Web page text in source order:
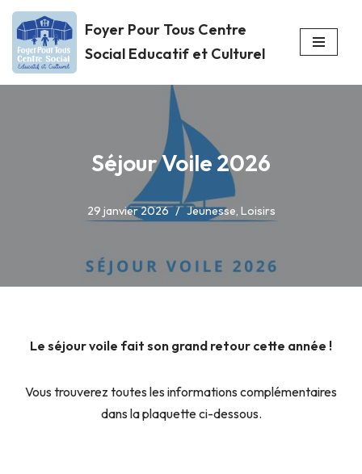
Aller
au
contenu
Foyer Pour Tous Centre
Social Educatif et Culturel
Séjour Voile 2026
29 janvier 2026 Jeunesse, Loisirs
Le séjour voile fait son grand retour cette année !
Vous trouverez toutes les informations complémentaires
dans la plaquette ci-dessous.